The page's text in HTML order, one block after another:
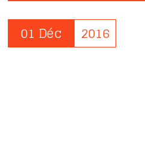
01 Déc 2016